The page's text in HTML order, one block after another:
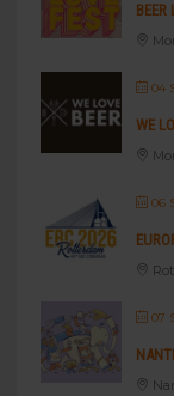
BEER
04
WE
06
07